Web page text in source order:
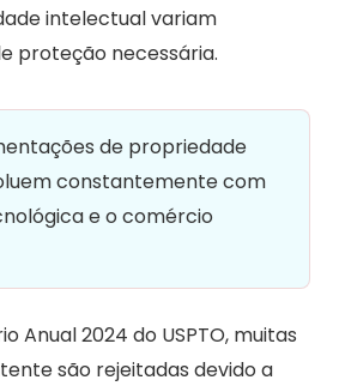
intelectual variam
proteção necessária.
de propriedade
constantemente com
e o comércio
Anual 2024 do USPTO, muitas
são rejeitadas devido a